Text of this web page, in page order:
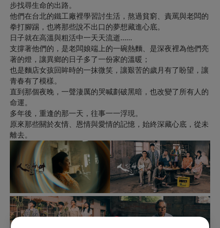
步找尋生命的出路。
他們在台北的鐵工廠裡學習討生活，熬過貧窮、責罵與老闆的
拳打腳踢，也將那些說不出口的夢想藏進心底。
日子就在高溫與粗活中一天天流逝......
支撐著他們的，是老闆娘端上的一碗熱麵、是深夜裡為他們亮
著的燈，讓異鄉的日子多了一份家的溫暖；
也是麵店女孩回眸時的一抹微笑，讓艱苦的歲月有了盼望，讓
青春有了模樣。
直到那個夜晚，一聲淒厲的哭喊劃破黑暗，也改變了所有人的
命運。
多年後，重逢的那一天，往事一一浮現。
原來那些關於友情、恩情與愛情的記憶，始終深藏心底，從未
離去。